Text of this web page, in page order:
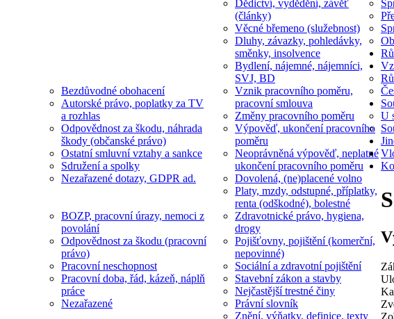
Dědictví, vydědění, závěť
(články)
Věcné břemeno (služebnost)
Dluhy, závazky, pohledávky,
směnky, insolvence
Bydlení, nájemné, nájemníci,
SVJ, BD
Bezdůvodné obohacení
Autorské právo, poplatky za TV
a rozhlas
Odpovědnost za škodu, náhrada
škody (občanské právo)
Ostatní smluvní vztahy a sankce
Sdružení a spolky
Nezařazené dotazy, GDPR ad.
Vznik pracovního poměru,
pracovní smlouva
Změny pracovního poměru
Výpověď, ukončení pracovního
poměru
Neoprávněná výpověď, neplatné
ukončení pracovního poměru
Dovolená, (ne)placené volno
Platy, mzdy, odstupné, příplatky,
renta (odškodné), bolestné
BOZP, pracovní úrazy, nemoci z
povolání
Odpovědnost za škodu (pracovní
právo)
Pracovní neschopnost
Pracovní doba, řád, kázeň, náplň
práce
Nezařazené
Zdravotnické právo, hygiena,
drogy
Pojišťovny, pojištění (komerční,
nepovinné)
Sociální a zdravotní pojištění
Stavební zákon a stavby
Nejčastější trestné činy
Právní slovník
Znění, výňatky, definice, texty
U